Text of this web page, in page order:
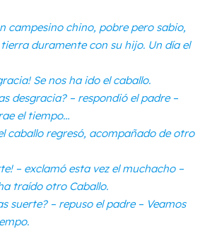
campesino chino, pobre pero sabio,
duramente con su hijo. Un día el
Se nos ha ido el caballo.
desgracia? – respondió el padre –
el tiempo…
caballo regresó, acompañado de otro
– exclamó esta vez el muchacho –
traído otro Caballo.
suerte? – repuso el padre – Veamos